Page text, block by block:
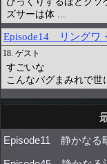
Episode11 静かなる